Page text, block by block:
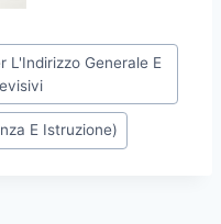
L'Indirizzo Generale E
E Istruzione)